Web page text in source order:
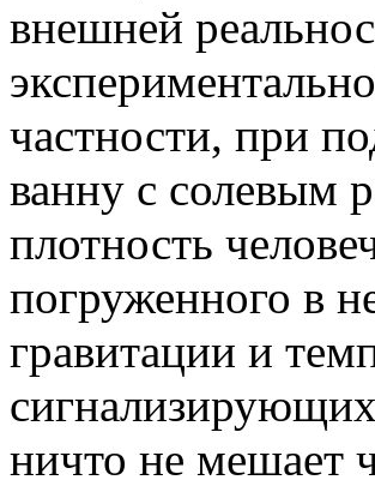
внешней
частности, при
ванну с солевым
плотность
погруженного в
гравитации и
ничто не мешает